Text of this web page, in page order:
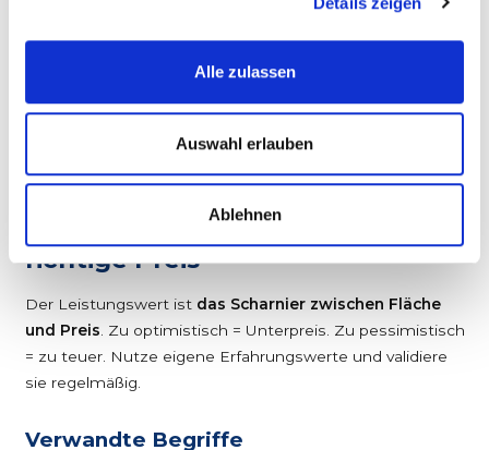
Alle zulassen
Auswahl erlauben
Ablehnen
✓ Mendato-Vorteil
Deine Leistungswerte werdenlaufend gegen die Realität
Der richtige Leistungswert = der
richtige Preis
Der Leistungswert ist das Scharnier zwischen Fläche
und Preis . Zu optimistisch = Unterpreis. Zu pessimistisch
= zu teuer. Nutze eigene Erfahrungswerte und validiere
sie regelmäßig.
Verwandte Begriffe